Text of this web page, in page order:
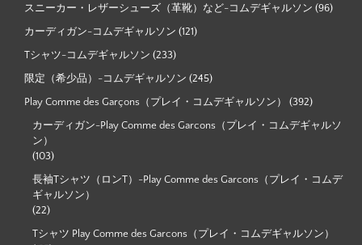
スニーカー・レザーシューズ（革靴）など-コムデギャルソン (96)
カーディガン-コムデギャルソン (121)
Tシャツ-コムデギャルソン (233)
限定（希少品）-コムデギャルソン (245)
Play Comme des Garçons（プレイ・コムデギャルソン） (392)
カーディガン-Play Comme des Garcons（プレイ・コムデギャルソ
ン）
(103)
長袖Tシャツ（ロンT）-Play Comme des Garcons（プレイ・コムデ
ギャルソン）
(22)
Tシャツ Play Comme des Garcons（プレイ・コムデギャルソン）